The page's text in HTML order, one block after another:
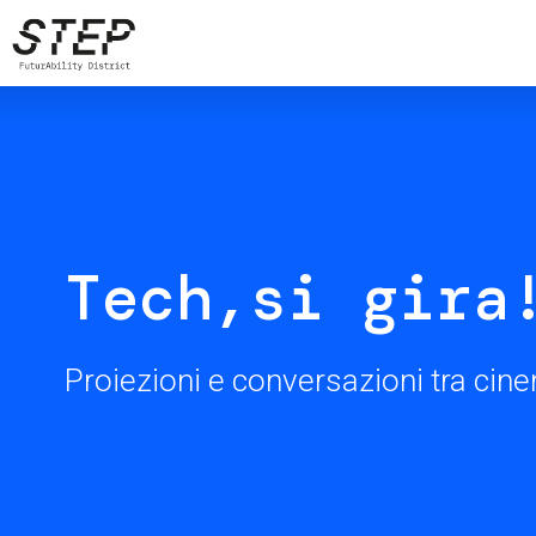
Salta
al
contenuto
Tech,si gira!
Proiezioni e conversazioni tra